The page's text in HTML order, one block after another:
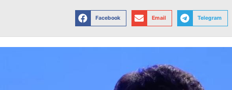
Facebook Email Telegram